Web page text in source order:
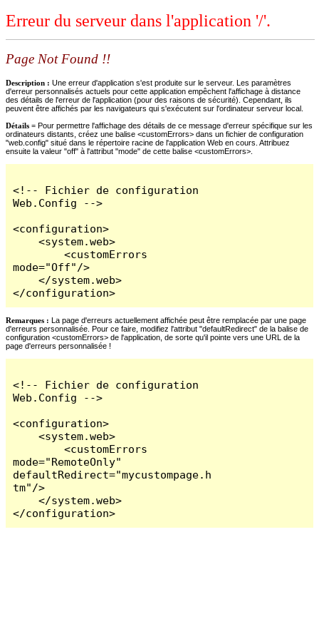
Erreur du serveur dans l'application '/'.
Page Not Found !!
Description : Une erreur d'application s'est produite sur le serveur. Les paramètres
d'erreur personnalisés actuels pour cette application empêchent l'affichage à distance
des détails de l'erreur de l'application (pour des raisons de sécurité). Cependant, ils
peuvent être affichés par les navigateurs qui s'exécutent sur l'ordinateur serveur local.
Détails = Pour permettre l'affichage des détails de ce message d'erreur spécifique sur les
ordinateurs distants, créez une balise <customErrors> dans un fichier de configuration
"web.config" situé dans le répertoire racine de l'application Web en cours. Attribuez
ensuite la valeur "off" à l'attribut "mode" de cette balise <customErrors>.
<!-- Fichier de configuration
Web.Config -->
<configuration>
    <system.web>
        <customErrors
mode="Off"/>
    </system.web>
</configuration>
Remarques : La page d'erreurs actuellement affichée peut être remplacée par une page
d'erreurs personnalisée. Pour ce faire, modifiez l'attribut "defaultRedirect" de la balise de
configuration <customErrors> de l'application, de sorte qu'il pointe vers une URL de la
page d'erreurs personnalisée !
<!-- Fichier de configuration
Web.Config -->
<configuration>
    <system.web>
        <customErrors
mode="RemoteOnly"
defaultRedirect="mycustompage.h
tm"/>
    </system.web>
</configuration>